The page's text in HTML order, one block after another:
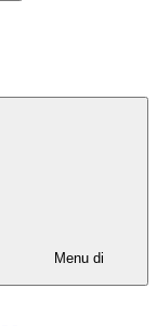
Menu di